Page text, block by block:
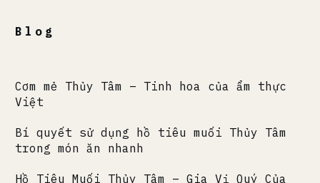
Blog
Cơm mẻ Thủy Tâm – Tinh hoa của ẩm thực
Việt
Bí quyết sử dụng hồ tiêu muối Thủy Tâm
trong món ăn nhanh
Hồ Tiêu Muối Thủy Tâm – Gia Vị Quý Của